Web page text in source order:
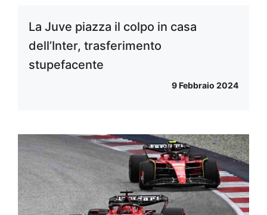
La Juve piazza il colpo in casa
dell’Inter, trasferimento
stupefacente
9 Febbraio 2024